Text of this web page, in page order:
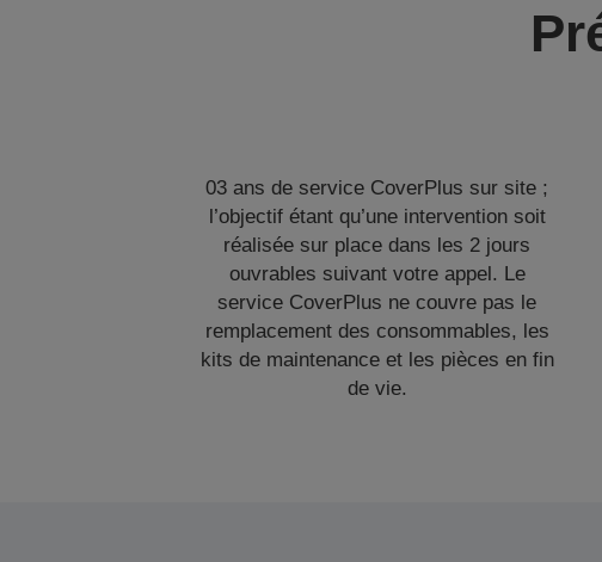
03 ans de service CoverPlus sur site ;
l’objectif étant qu’une intervention soit
réalisée sur place dans les 2 jours
ouvrables suivant votre appel. Le
service CoverPlus ne couvre pas le
remplacement des consommables, les
kits de maintenance et les pièces en fin
de vie.